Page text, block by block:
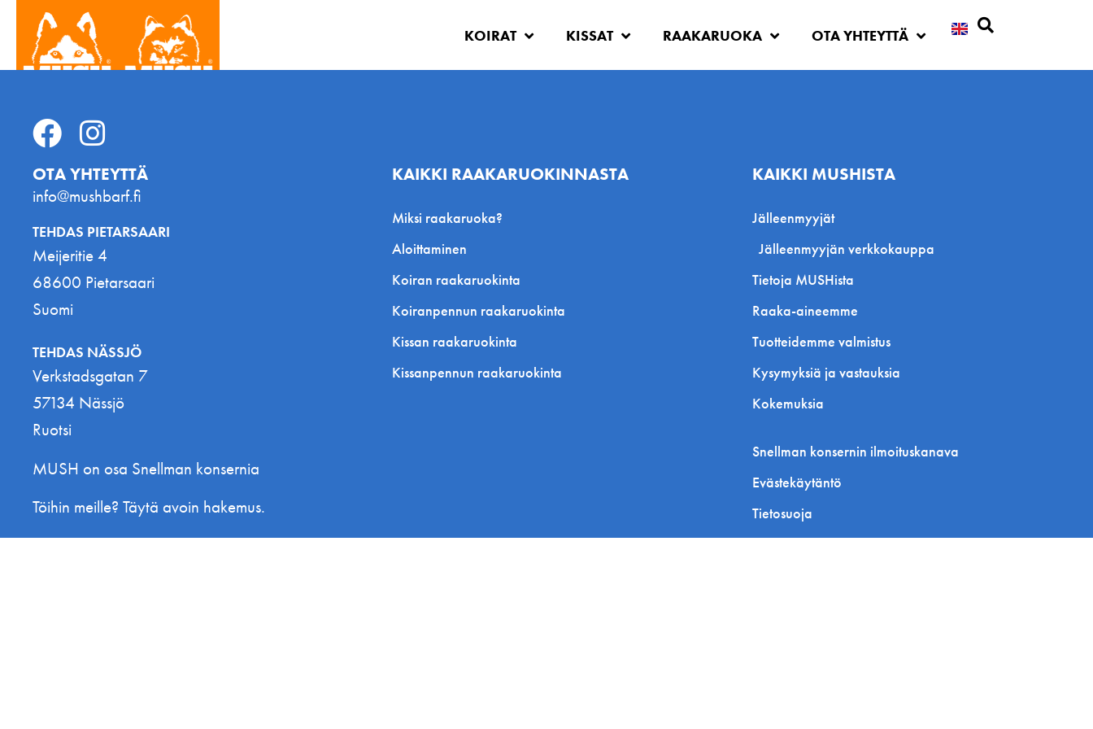
KOIRAT KISSAT RAAKARUOKA OTA YHTEYTTÄ
OTA YHTEYTTÄ
info@mushbarf.fi
TEHDAS PIETARSAARI
Meijeritie 4
68600 Pietarsaari
Suomi
TEHDAS NÄSSJÖ
Verkstadsgatan 7
57134 Nässjö
Ruotsi
MUSH on osa Snellman konsernia
Töihin meille? Täytä avoin hakemus.
KAIKKI RAAKARUOKINNASTA
Miksi raakaruoka?
Aloittaminen
Koiran raakaruokinta
Koiranpennun raakaruokinta
Kissan raakaruokinta
Kissanpennun raakaruokinta
KAIKKI MUSHISTA
Jälleenmyyjät
Jälleenmyyjän verkkokauppa
Tietoja MUSHista
Raaka-aineemme
Tuotteidemme valmistus
Kysymyksiä ja vastauksia
Kokemuksia
Snellman konsernin ilmoituskanava
Evästekäytäntö
Tietosuoja